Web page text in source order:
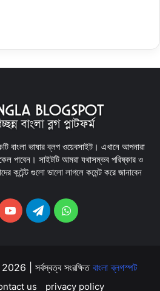
ভাষার ব্লগ ওয়েবসাইট। এখানে আপনারা
পাবেন। সাইটটি আমরা যথাসম্ভব পরিষ্কার ও
কন্টেন্ট গুলো ভালো লাগলে কমেন্ট করে জানাবেন
YouTubeTelegramWhatsApp
| সর্বস্বত্ব সংরক্ষিত বাংলা ব্লগস্পট
us privacy policy